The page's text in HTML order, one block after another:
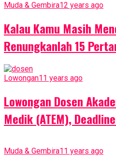
Muda & Gembira12 years ago
Kalau Kamu Masih
Renungkanlah 15
Lowongan11 years ago
Lowongan Dosen
Medik (ATEM),
Muda & Gembira11 years ago